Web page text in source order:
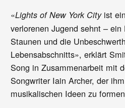
«Lights of New York Cityist
verlorenen Jugend sehnt –
Staunen und die
Lebensabschnitts», erklärt
Song in Zusammenarbeit mit
Songwriter Iain Archer, der
musikalischen Ideen zu